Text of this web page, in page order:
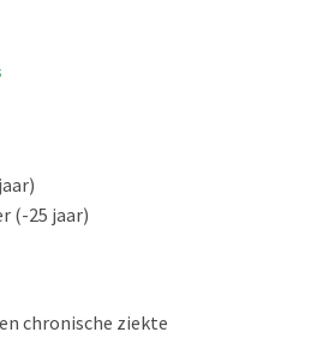
(-25 jaar)
chronische ziekte